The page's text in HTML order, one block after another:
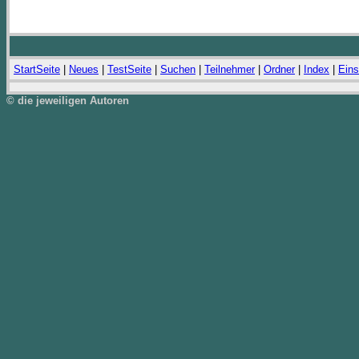
StartSeite Neues TestSeite Suchen Teilnehmer| Ordner| Index
© die jeweiligen Autoren